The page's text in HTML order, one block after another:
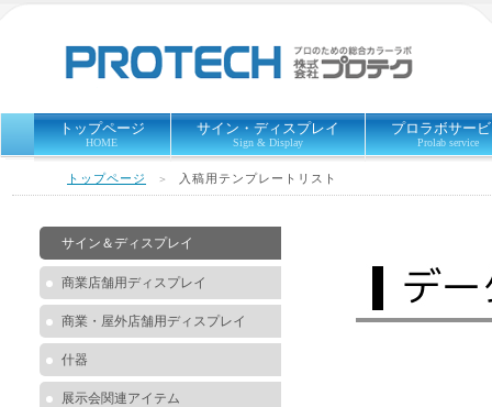
トップページ
HOME
サイン・ディスプレイ
Sign & Display
プロラボサー
Prolab service
トップページ ＞ 入稿用テンプレートリスト
サイン＆ディスプレイ
商業店舗用ディスプレイ
商業・屋外店舗用ディスプレイ
什器
展示会関連アイテム